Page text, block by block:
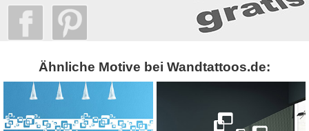
Ähnliche Motive bei Wandtattoos.de: